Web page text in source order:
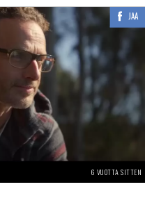
JAA
6 VUOTTA SITTEN